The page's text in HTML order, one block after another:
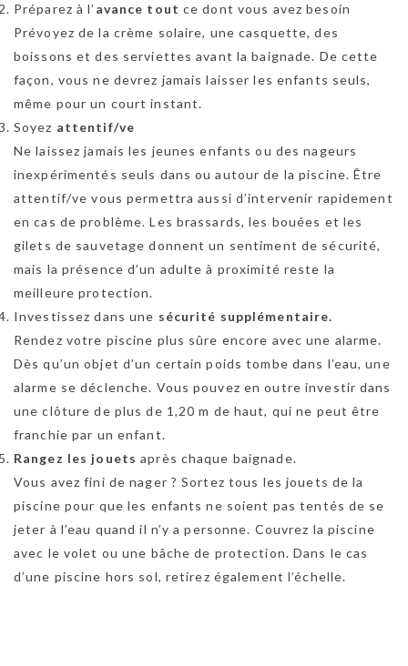
Préparez à l’ avance tout ce dont vous avez besoin
Prévoyez de la crème solaire, une casquette, des
boissons et des serviettes avant la baignade. De cette
façon, vous ne devrez jamais laisser les enfants seuls,
même pour un court instant.
Soyez attentif/ve
Ne laissez jamais les jeunes enfants ou des nageurs
inexpérimentés seuls dans ou autour de la piscine. Être
attentif/ve vous permettra aussi d’intervenir rapidement
en cas de problème. Les brassards, les bouées et les
gilets de sauvetage donnent un sentiment de sécurité,
mais la présence d’un adulte à proximité reste la
meilleure protection.
Investissez dans une sécurité supplémentaire.
Rendez votre piscine plus sûre encore avec une alarme.
Dès qu’un objet d’un certain poids tombe dans l’eau, une
alarme se déclenche. Vous pouvez en outre investir dans
une clôture de plus de 1,20 m de haut, qui ne peut être
franchie par un enfant.
Rangez les jouets après chaque baignade.
Vous avez fini de nager ? Sortez tous les jouets de la
piscine pour que les enfants ne soient pas tentés de se
jeter à l’eau quand il n’y a personne. Couvrez la piscine
avec le volet ou une bâche de protection. Dans le cas
d’une piscine hors sol, retirez également l’échelle.